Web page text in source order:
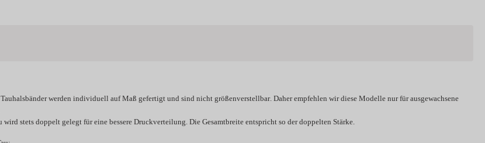
Tauhalsbänder werden individuell auf Maß gefertigtund sind nicht größenverstellbar. Daher empfehlen wir diese Modelle nur für ausgewachsene
wird stets doppelt gelegt für eine bessere Druckverteilung. Die Gesamtbreite entspricht so der doppelten Stärke.